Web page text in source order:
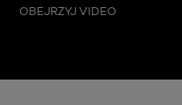
OBEJRZYJ VIDEO